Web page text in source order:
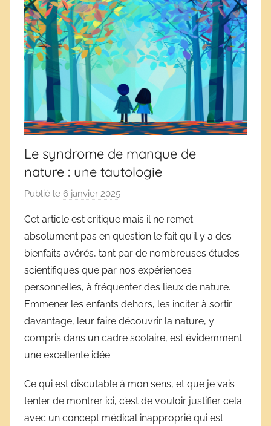
Le syndrome de manque de
nature : une tautologie
Publié le 6 janvier 2025
D
é
r
i
v
e
s
o
l
a
Cet article est critique mais il ne remet
absolument pas en question le fait qu’il y a des
bienfaits avérés, tant par de nombreuses études
scientifiques que par nos expériences
personnelles, à fréquenter des lieux de nature.
Emmener les enfants dehors, les inciter à sortir
davantage, leur faire découvrir la nature, y
compris dans un cadre scolaire, est évidemment
une excellente idée.
Ce qui est discutable à mon sens, et que je vais
tenter de montrer ici, c’est de vouloir justifier cela
avec un concept médical inapproprié qui est